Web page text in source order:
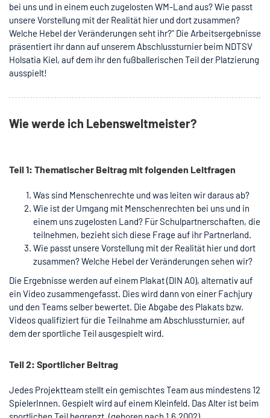
bei uns und in einem euch zugelosten WM-Land aus? Wie passt
unsere Vorstellung mit der Realität hier und dort zusammen?
Welche Hebel der Veränderungen seht ihr?" Die Arbeitsergebnisse
präsentiert ihr dann auf unserem Abschlussturnier beim NDTSV
Holsatia Kiel, auf dem ihr den fußballerischen Teil der Platzierung
ausspielt!
Wie werde ich Lebensweltmeister?
Teil 1: Thematischer Beitrag mit folgenden Leitfragen
Was sind Menschenrechte und was leiten wir daraus ab?
Wie ist der Umgang mit Menschenrechten bei uns und in
einem uns zugelosten Land? Für Schulpartnerschaften, die
teilnehmen, bezieht sich diese Frage auf ihr Partnerland.
Wie passt unsere Vorstellung mit der Realität hier und dort
zusammen? Welche Hebel der Veränderungen sehen wir?
Die Ergebnisse werden auf einem Plakat (DIN A0), alternativ auf
ein Video zusammengefasst. Dies wird dann von einer Fachjury
und den Teams selber bewertet. Die Abgabe des Plakats bzw.
Videos qualifiziert für die Teilnahme am Abschlussturnier, auf
dem der sportliche Teil ausgespielt wird.
Teil 2: Sportlicher Beitrag
Jedes Projektteam stellt ein gemischtes Team aus mindestens 12
SpielerInnen. Gespielt wird auf einem Kleinfeld. Das Alter ist beim